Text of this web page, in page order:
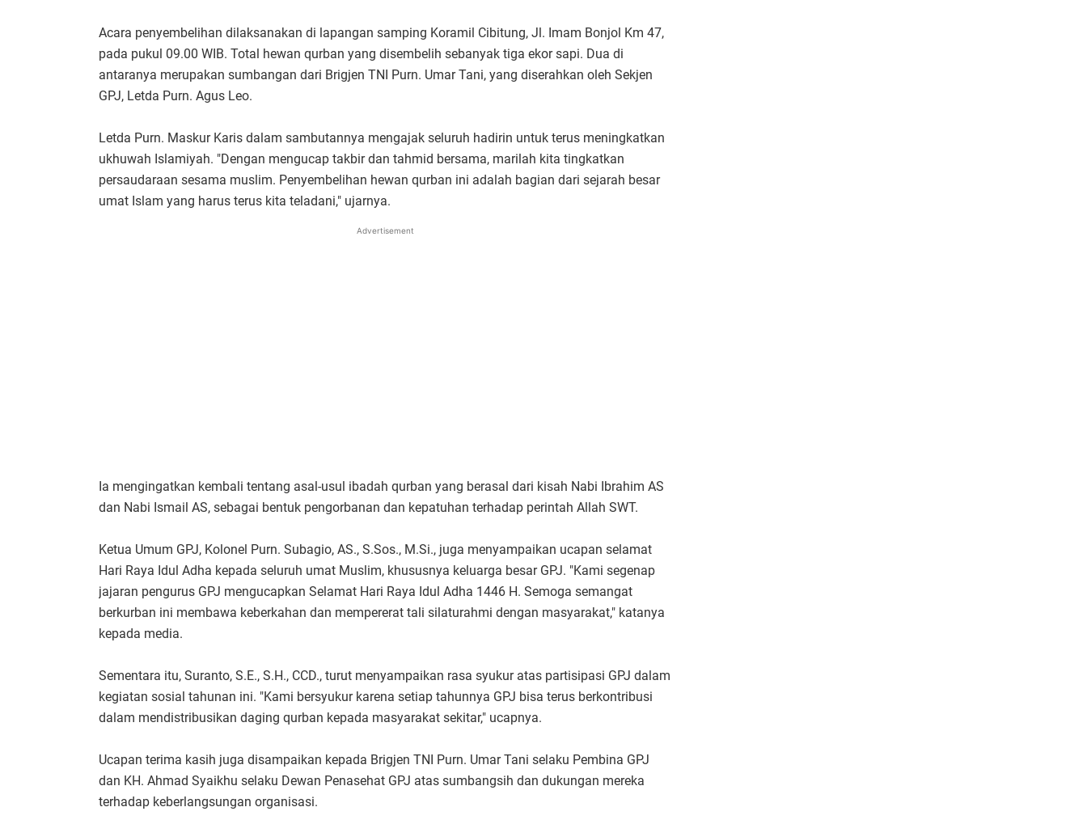
Acara penyembelihan dilaksanakan di lapangan samping Koramil Cibitung, Jl. Imam Bonjol Km 47,
pada pukul 09.00 WIB. Total hewan qurban yang disembelih sebanyak tiga ekor sapi. Dua di
antaranya merupakan sumbangan dari Brigjen TNI Purn. Umar Tani, yang diserahkan oleh Sekjen
GPJ, Letda Purn. Agus Leo.
Letda Purn. Maskur Karis dalam sambutannya mengajak seluruh hadirin untuk terus meningkatkan
ukhuwah Islamiyah. "Dengan mengucap takbir dan tahmid bersama, marilah kita tingkatkan
persaudaraan sesama muslim. Penyembelihan hewan qurban ini adalah bagian dari sejarah besar
umat Islam yang harus terus kita teladani," ujarnya.
Advertisement
Ia mengingatkan kembali tentang asal-usul ibadah qurban yang berasal dari kisah Nabi Ibrahim AS
dan Nabi Ismail AS, sebagai bentuk pengorbanan dan kepatuhan terhadap perintah Allah SWT.
Ketua Umum GPJ, Kolonel Purn. Subagio, AS., S.Sos., M.Si., juga menyampaikan ucapan selamat
Hari Raya Idul Adha kepada seluruh umat Muslim, khususnya keluarga besar GPJ. "Kami segenap
jajaran pengurus GPJ mengucapkan Selamat Hari Raya Idul Adha 1446 H. Semoga semangat
berkurban ini membawa keberkahan dan mempererat tali silaturahmi dengan masyarakat," katanya
kepada media.
Sementara itu, Suranto, S.E., S.H., CCD., turut menyampaikan rasa syukur atas partisipasi GPJ dalam
kegiatan sosial tahunan ini. "Kami bersyukur karena setiap tahunnya GPJ bisa terus berkontribusi
dalam mendistribusikan daging qurban kepada masyarakat sekitar," ucapnya.
Ucapan terima kasih juga disampaikan kepada Brigjen TNI Purn. Umar Tani selaku Pembina GPJ
dan KH. Ahmad Syaikhu selaku Dewan Penasehat GPJ atas sumbangsih dan dukungan mereka
terhadap keberlangsungan organisasi.